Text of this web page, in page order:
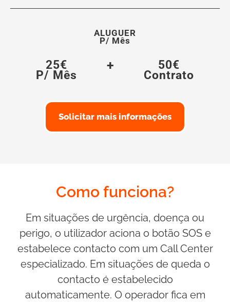
ALUGUER
P/ Mês
25€
P/ Mês
+ 50€
Contrato
Solicitar mais informações
Como funciona?
Em situações de urgência, doença ou
perigo, o utilizador aciona o botão SOS e
estabelece contacto com um Call Center
especializado. Em situações de queda o
contacto é estabelecido
automaticamente. O operador fica em